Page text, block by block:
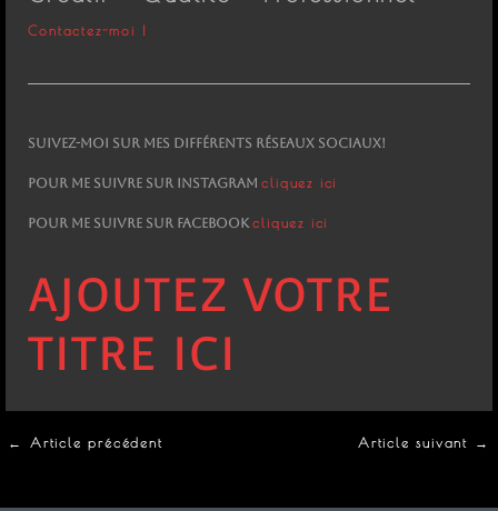
Contactez-moi !
Suivez-moi sur mes différents réseaux sociaux!
Pour me suivre sur Instagramcliquez ici
Pour me suivre sur Facebookcliquez ici
AJOUTEZ VOTRE
TITRE ICI
← Article précédent Article suivant →